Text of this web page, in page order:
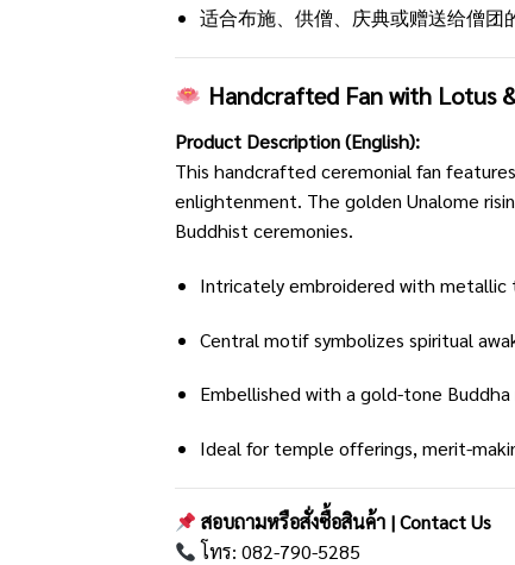
适合布施、供僧、庆典或赠送给僧团
Handcrafted Fan with Lotus
Product Description (English):
This handcrafted ceremonial fan
enlightenment. The golden Unalome
Buddhist ceremonies.
Intricately embroidered with metallic
Central motif symbolizes spiritual
Embellished with a gold-tone
Ideal for temple offerings, merit-
สอบถามหรือสั่งซื้อสินค้า | Contact Us
โทร: 082-790-5285